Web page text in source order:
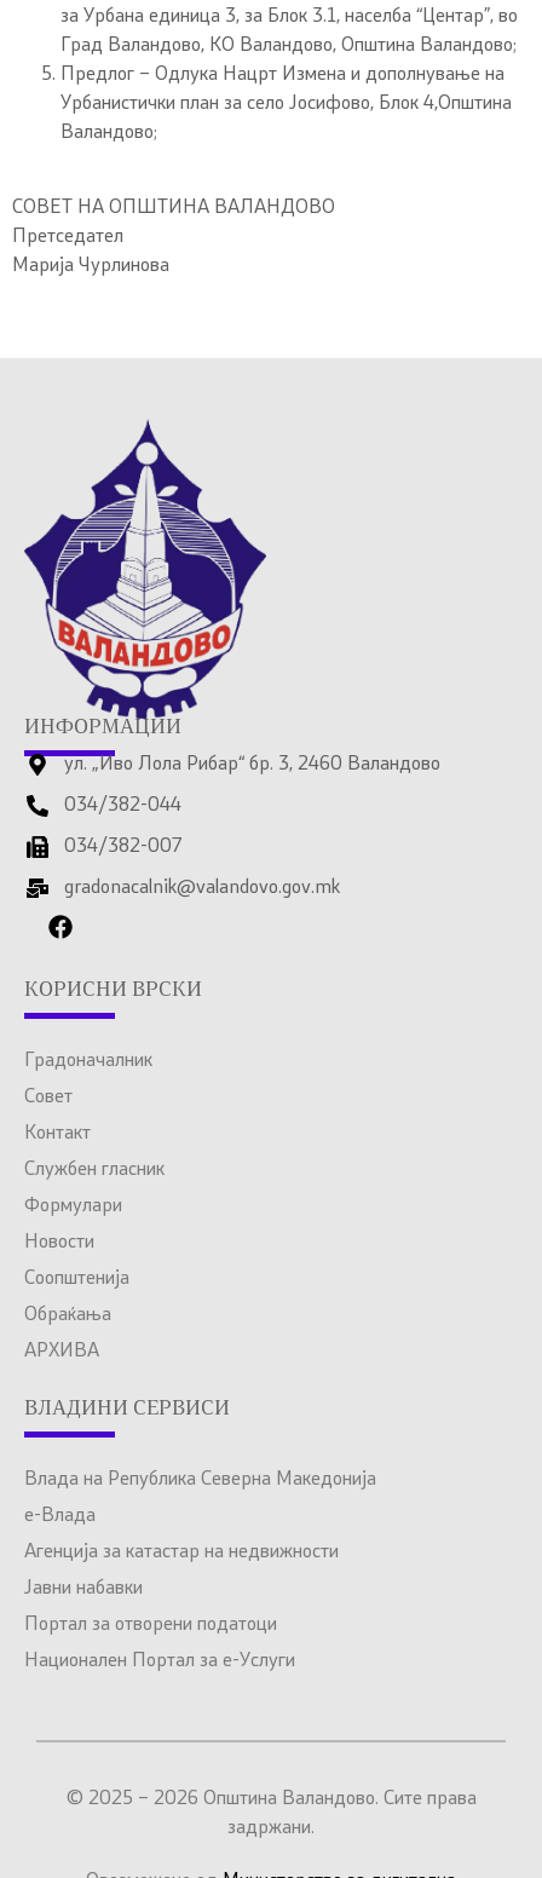
за Урбана единица 3, за Блок 3.1, населба “Центар”, во
Град Валандово, КО Валандово, Општина Валандово;
Предлог – Одлука Нацрт Измена и дополнување на
Урбанистички план за село Јосифово, Блок 4,Општина
Валандово;
СОВЕТ НА ОПШТИНА ВАЛАНДОВО
Претседател
Марија Чурлинова
ИНФОРМАЦИИ
ул. „Иво Лола Рибар“ бр. 3, 2460 Валандово
034/382-044
034/382-007
gradonacalnik@valandovo.gov.mk
КОРИСНИ ВРСКИ
Градоначалник
Совет
Контакт
Службен гласник
Формулари
Новости
Соопштенија
Обраќања
АРХИВА
ВЛАДИНИ СЕРВИСИ
Влада на Република Северна Македонија
е-Влада
Агенција за катастар на недвижности
Јавни набавки
Портал за отворени податоци
Национален Портал за е-Услуги
© 2025 – 2026 Општина Валандово. Сите права
задржани.